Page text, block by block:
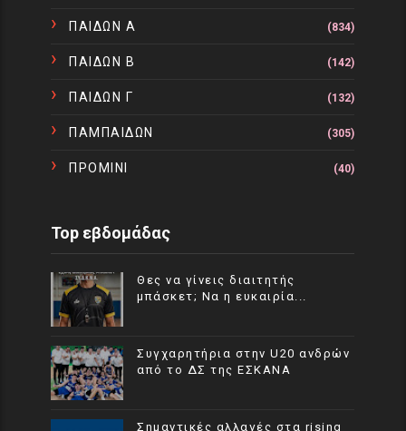
ΠΑΙΔΩΝ Α (834)
ΠΑΙΔΩΝ Β (142)
ΠΑΙΔΩΝ Γ (132)
ΠΑΜΠΑΙΔΩΝ (305)
ΠΡΟΜΙΝΙ (40)
Top εβδομάδας
Θες να γίνεις διαιτητής
μπάσκετ; Να η ευκαιρία...
Συγχαρητήρια στην U20 ανδρών
από το ΔΣ της ΕΣΚΑΝΑ
Σημαντικές αλλαγές στα rising